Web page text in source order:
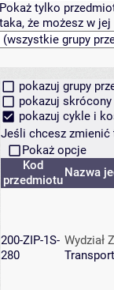
Pokaż tylko
taka, że możesz w
pokazuj grupy
pokazuj
pokazuj cykle i
Jeśli chcesz zmienić
Pokaż opcje
Kod
przedmiotu
Nazwa
200-ZIP-1S-
280
Wydział